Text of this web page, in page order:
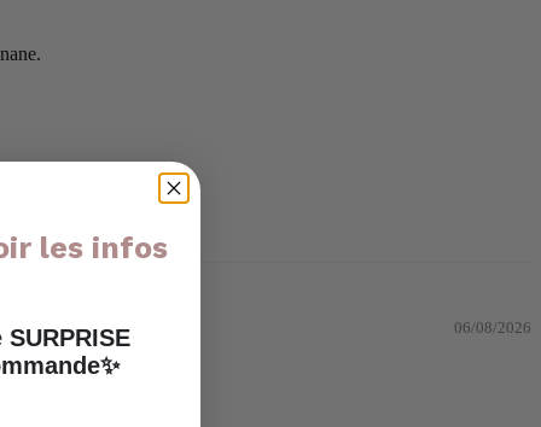
06/08/2026
les infos